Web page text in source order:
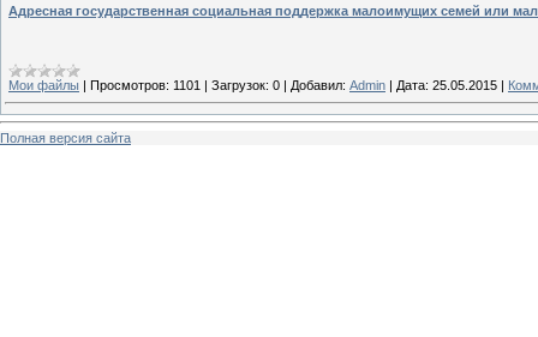
Адресная государственная социальная поддержка малоимущих семей или
Мои файлы | Просмотров: 1101 | Загрузок: 0 | Добавил: Admin | Дата: 25.05.2015 |
Полная версия сайта